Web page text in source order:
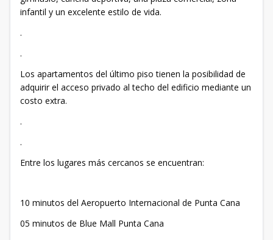
infantil y un excelente estilo de vida.
.
.
Los apartamentos del último piso tienen la posibilidad de
adquirir el acceso privado al techo del edificio mediante un
costo extra.
.
.
Entre los lugares más cercanos se encuentran:
10 minutos del Aeropuerto Internacional de Punta Cana
05 minutos de Blue Mall Punta Cana